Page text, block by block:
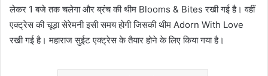
लेकर 1 बजे तक चलेगा और ब्रंच की थीम Blooms & Bites रखी गई है। वहीं
एक्ट्रेस की चूड़ा सेरेमनी इसी समय होगी जिसकी थीम Adorn With Love
रखी गई है। महाराज सुईट एक्ट्रेस के तैयार होने के लिए किया गया है।